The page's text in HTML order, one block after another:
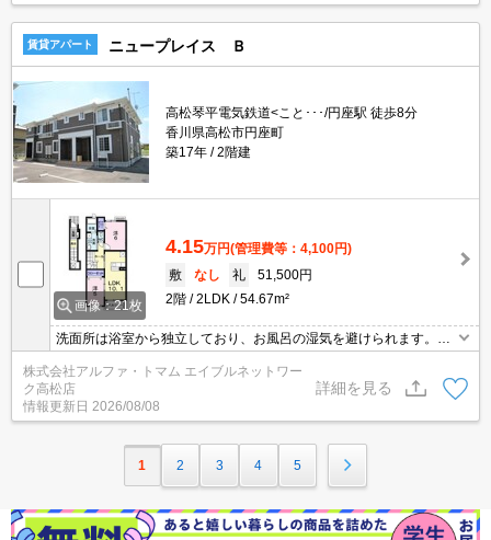
賃貸アパート ニュープレイス Ｂ
高松琴平電気鉄道<こと･･･/円座駅 徒歩8分
香川県高松市円座町
築17年
2階建
画像：21枚
4.15万円(管理費等：4,100円)
敷
なし 礼
51,500円
2階
2LDK 54.67m²
洗面所は浴室から独立しており、お風呂の湿気を避けられます。モ
ニターで来訪者を確認し、インターホンを通じて室内から会話する
ことができます。収納はクロゼット・シューズボックスなどが備え
付けられているので、衣類や日用品の収納に重宝します。大量の洗
濯物もバルコニーで解決。こちらの物件はアパートです。
株式会社アルファ・トマム エイブルネットワー
ク高松店
情報更新日 2026/08/08
詳細を見る
1 2 3 4 5